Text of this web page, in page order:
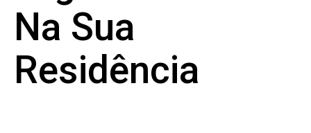
Na Sua
Residência